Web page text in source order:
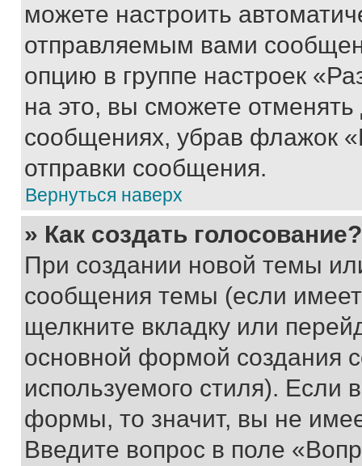
можете настроить
отправляемым вами
опцию в группе настроек
на это, вы сможете
сообщениях, убрав флажок
отправки сообщения.
Вернуться наверх
» Как создать голосование?
При создании новой темы
сообщения темы (если
щелкните вкладку или
основной формой создания
используемого стиля). Если
формы, то значит, вы не
Введите вопрос в поле